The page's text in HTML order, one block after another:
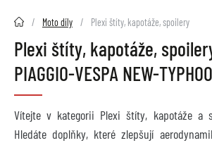
2HMOTO.cz Moto díly Plexi štíty, kapotáže, spoilery
Plexi štíty, kapotáže,
PIAGGIO-VESPA NEW-
Vítejte v kategorii Plexi štíty, kapotáže a
Hledáte doplňky, které zlepšují